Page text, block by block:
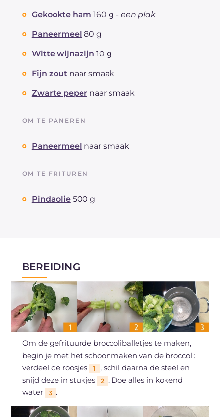
Gekookte ham 160 g - een plak
Paneermeel 80 g
Witte wijnazijn 10 g
Fijn zout naar smaak
Zwarte peper naar smaak
OM TE PANEREN
Paneermeel naar smaak
OM TE FRITUREN
Pindaolie 500 g
BEREIDING
Om de gefrituurde broccoliballetjes te maken,
begin je met het schoonmaken van de broccoli:
verdeel de roosjes
1
, schil daarna de steel en
snijd deze in stukjes
2 . Doe alles in kokend
water
3 .